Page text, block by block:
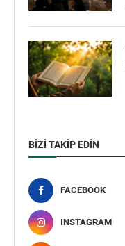
BIZI TAKIP EDIN
FACEBOOK
INSTAGRAM